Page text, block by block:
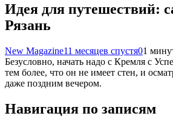
Идея для путешествий:
Рязань
New Magazine11 месяцев спустя01
Безусловно, начать надо с Кремля с
тем более, что он не имеет стен, и
даже поздним вечером.
Навигация по записям